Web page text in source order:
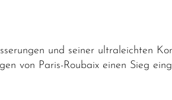
und seiner ultraleichten
von Paris-Roubaix einen Sieg